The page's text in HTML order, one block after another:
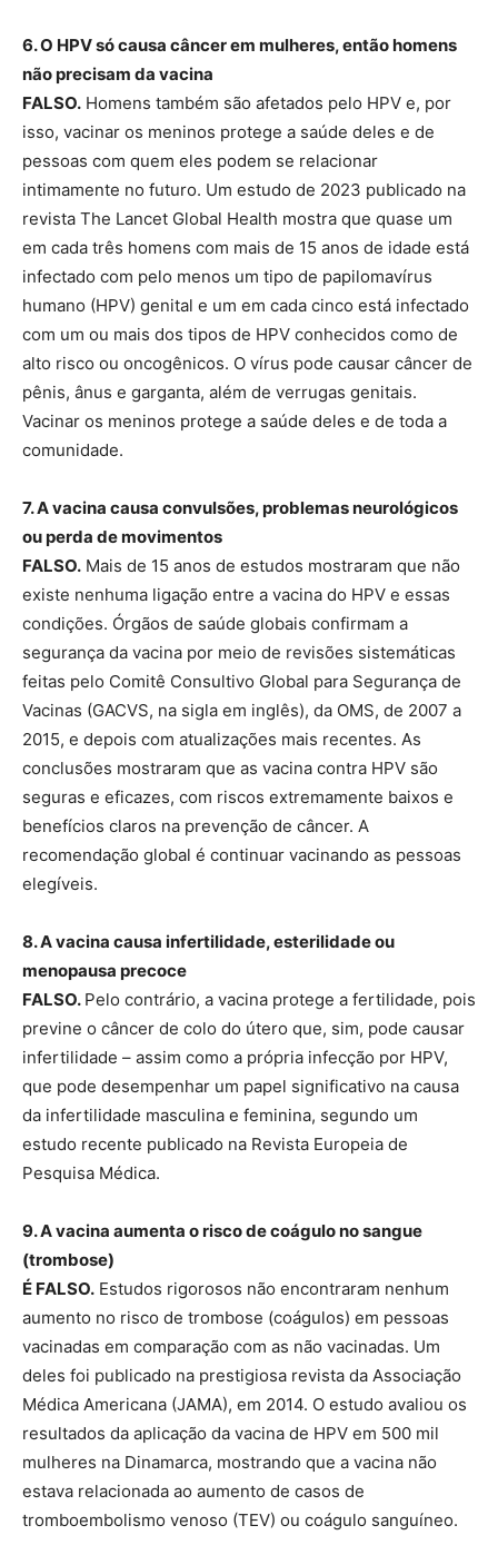
6. O HPV só causa câncer em mulheres, então homens
não precisam da vacina
FALSO. Homens também são afetados pelo HPV e, por
isso, vacinar os meninos protege a saúde deles e de
pessoas com quem eles podem se relacionar
intimamente no futuro. Um estudo de 2023 publicado na
revista The Lancet Global Health mostra que quase um
em cada três homens com mais de 15 anos de idade está
infectado com pelo menos um tipo de papilomavírus
humano (HPV) genital e um em cada cinco está infectado
com um ou mais dos tipos de HPV conhecidos como de
alto risco ou oncogênicos. O vírus pode causar câncer de
pênis, ânus e garganta, além de verrugas genitais.
Vacinar os meninos protege a saúde deles e de toda a
comunidade.
7. A vacina causa convulsões, problemas neurológicos
ou perda de movimentos
FALSO. Mais de 15 anos de estudos mostraram que não
existe nenhuma ligação entre a vacina do HPV e essas
condições. Órgãos de saúde globais confirmam a
segurança da vacina por meio de revisões sistemáticas
feitas pelo Comitê Consultivo Global para Segurança de
Vacinas (GACVS, na sigla em inglês), da OMS, de 2007 a
2015, e depois com atualizações mais recentes. As
conclusões mostraram que as vacina contra HPV são
seguras e eficazes, com riscos extremamente baixos e
benefícios claros na prevenção de câncer. A
recomendação global é continuar vacinando as pessoas
elegíveis.
8. A vacina causa infertilidade, esterilidade ou
menopausa precoce
FALSO. Pelo contrário, a vacina protege a fertilidade, pois
previne o câncer de colo do útero que, sim, pode causar
infertilidade – assim como a própria infecção por HPV,
que pode desempenhar um papel significativo na causa
da infertilidade masculina e feminina, segundo um
estudo recente publicado na Revista Europeia de
Pesquisa Médica.
9. A vacina aumenta o risco de coágulo no sangue
(trombose)
É FALSO. Estudos rigorosos não encontraram nenhum
aumento no risco de trombose (coágulos) em pessoas
vacinadas em comparação com as não vacinadas. Um
deles foi publicado na prestigiosa revista da Associação
Médica Americana (JAMA), em 2014. O estudo avaliou os
resultados da aplicação da vacina de HPV em 500 mil
mulheres na Dinamarca, mostrando que a vacina não
estava relacionada ao aumento de casos de
tromboembolismo venoso (TEV) ou coágulo sanguíneo.